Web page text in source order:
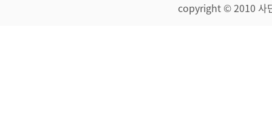
copyright © 2010 사